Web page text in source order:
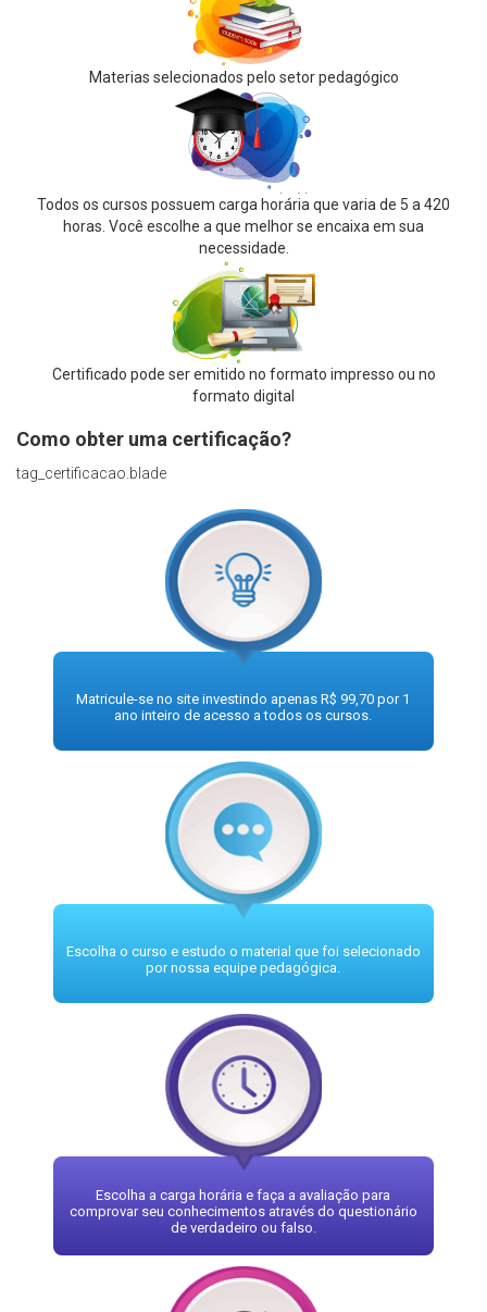
Materias selecionados pelo setor pedagógico
Todos os cursos possuem carga horária que varia de 5 a 420
horas. Você escolhe a que melhor se encaixa em sua
necessidade.
Certificado pode ser emitido no formato impresso ou no
formato digital
Como obter uma certificação?
tag_certificacao.blade
Matricule-se no site investindo apenas R$ 99,70 por 1
ano inteiro de acesso a todos os cursos.
Escolha o curso e estudo o material que foi selecionado
por nossa equipe pedagógica.
Escolha a carga horária e faça a avaliação para
comprovar seu conhecimentos através do questionário
de verdadeiro ou falso.